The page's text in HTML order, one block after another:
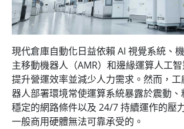
現代倉庫自動化日益依賴 AI 視覺系統、
主移動機器人（AMR）和邊緣運算人工
提升營運效率並減少人力需求。然而，
器人部署環境常使運算系統暴露於震動
穩定的網路條件以及 24/7 持續運作的壓
一般商用硬體無法可靠承受的。